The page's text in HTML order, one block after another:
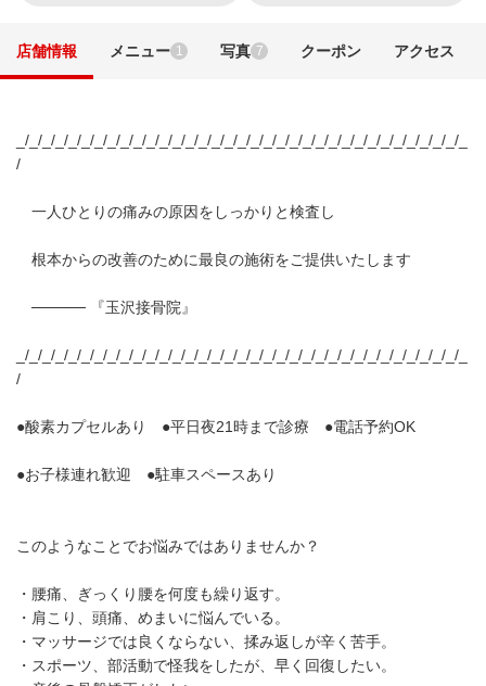
店舗情報 メニュー 1 写真 7 クーポン アクセス
_/_/_/_/_/_/_/_/_/_/_/_/_/_/_/_/_/_/_/_/_/_/_/_/_/_/_/_/_/_/_/_/_/_/_
/
一人ひとりの痛みの原因をしっかりと検査し
根本からの改善のために最良の施術をご提供いたします
───── 『玉沢接骨院』
_/_/_/_/_/_/_/_/_/_/_/_/_/_/_/_/_/_/_/_/_/_/_/_/_/_/_/_/_/_/_/_/_/_/_
/
●酸素カプセルあり ●平日夜21時まで診療 ●電話予約OK
●お子様連れ歓迎 ●駐車スペースあり
このようなことでお悩みではありませんか？
・腰痛、ぎっくり腰を何度も繰り返す。
・肩こり、頭痛、めまいに悩んでいる。
・マッサージでは良くならない、揉み返しが辛く苦手。
・スポーツ、部活動で怪我をしたが、早く回復したい。